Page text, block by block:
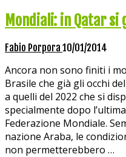
Mondiali: in Qatar si
Fabio Porpora 10/01/2014
Ancora non sono finiti i
Brasile che già gli occhi
a quelli del 2022 che si
specialmente dopo
Federazione Mondiale.
nazione Araba, le
non permetterebbero …